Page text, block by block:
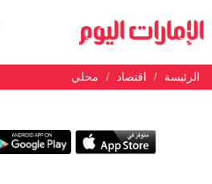
الرئيسة اقتصاد محلي